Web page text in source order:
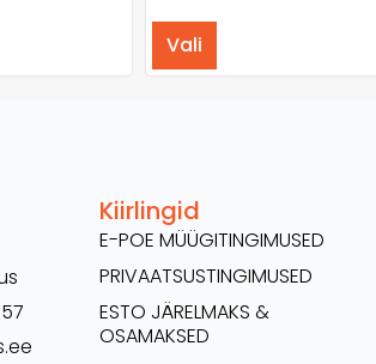
Vali
Kiirlingid
E-POE MÜÜGITINGIMUSED
PRIVAATSUSTINGIMUSED
ESTO JÄRELMAKS &
OSAMAKSED